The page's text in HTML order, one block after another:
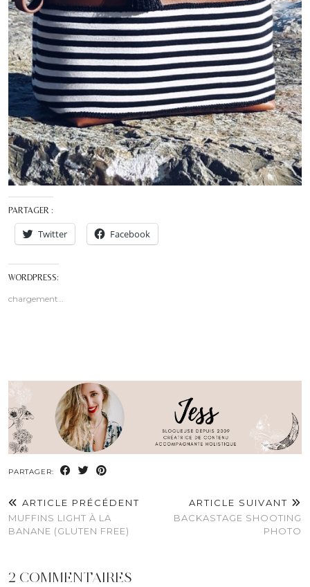
PARTAGER :
Twitter Facebook
WORDPRESS:
chargement…
PARTAGER:
ARTICLE PRÉCÉDENT
MUFFINS LIGHT À LA
BANANE (GLUTEN FREE)
ARTICLE SUIVANT
BACKASTAGE SHOOTING
PHOTO
2 COMMENTAIRES